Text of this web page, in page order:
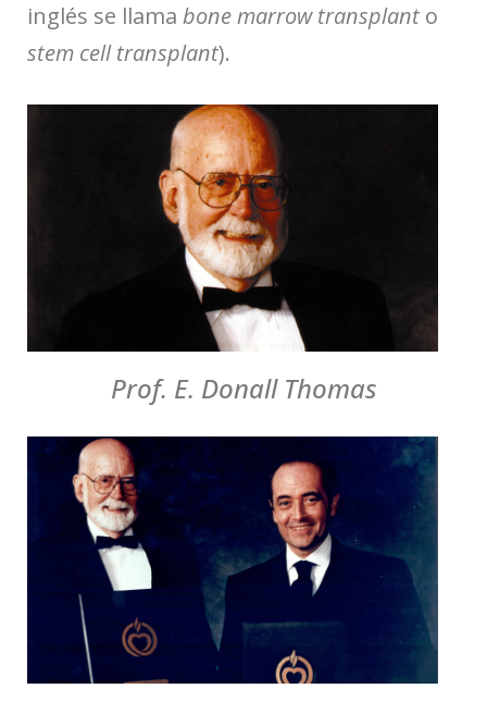
inglés se llama bone marrow transplant o
stem cell transplant).
Prof. E. Donall Thomas